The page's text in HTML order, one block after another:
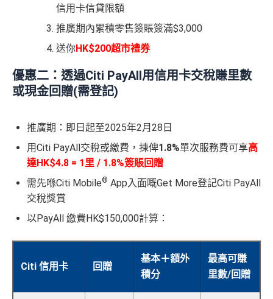
信用卡信貸限額
推廣期內累積零售簽賬簽滿$3,000
送你HK$200超市禮券
優惠二：透過Citi PayAll用信用卡交稅賺里數
或現金回贈(需登記)
推廣期：即日起至2025年2月28日
用Citi PayAll交稅或繳費，揀俾1.8%單次服務費可享高
達HK$4.8 = 1里 / 1.8%簽賬回贈
需先喺Citi Mobile® App入面嘅Get More登記Citi PayAll
交稅獎賞
以PayAll 繳費HK$150,000計算：
Citi 信用卡 回贈
基本＋額外
積分
最高可賺
里數/回贈